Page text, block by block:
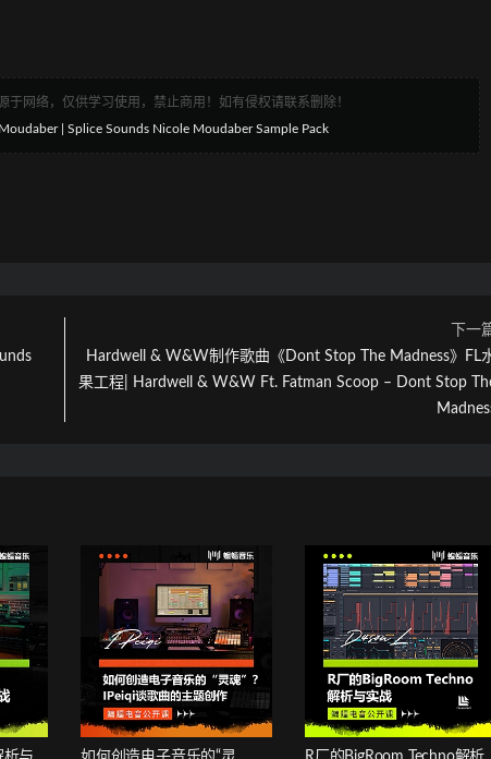
网络，仅供学习使用，禁止商用！如有侵权请联系删除！
| Splice Sounds Nicole Moudaber Sample Pack
下一
Hardwell & W&W制作歌曲《Dont Stop The Madness》FL
果工程| Hardwell & W&W Ft. Fatman Scoop – Dont Stop